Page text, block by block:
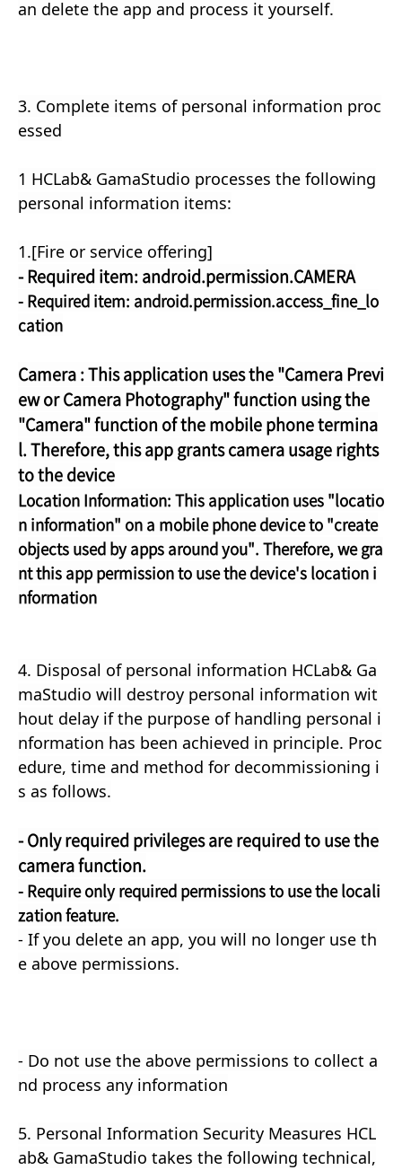
an delete the app and process it yourself.
3. Complete items of personal information proc
essed
1 HCLab& GamaStudio processes the following
personal information items:
1.[Fire or service offering]
- Required item: android.permission.CAMERA
- Required item: android.permission.access_fine_lo
cation
Camera : This application uses the "Camera Previ
ew or Camera Photography" function using the
"Camera" function of the mobile phone termina
l. Therefore, this app grants camera usage rights
to the device
Location Information: This application uses "locatio
n information" on a mobile phone device to "create
objects used by apps around you". Therefore, we gra
nt this app permission to use the device's location i
nformation
4. Disposal of personal information HCLab& Ga
maStudio will destroy personal information wit
hout delay if the purpose of handling personal i
nformation has been achieved in principle. Proc
edure, time and method for decommissioning i
s as follows.
- Only required privileges are required to use the
camera function.
- Require only required permissions to use the locali
zation feature.
- If you delete an app, you will no longer use th
e above permissions.
- Do not use the above permissions to collect a
nd process any information
5. Personal Information Security Measures HCL
ab& GamaStudio takes the following technical,